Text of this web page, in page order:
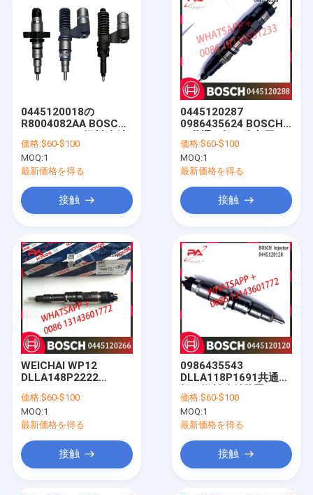
製品
わたしたち に つい て
工場 ツアー
品質管理
ニュース
引金 を 求め て ください
0445120018の
R8004082AA BOSCH
装置0445120113
0445120210
0445120255
価格:$60-$100
MOQ:1
最新価格を得る
接触
0445120287
0986435624 BOSCH
4710700587
471070058780
0445120288
価格:$60-$100
MOQ:1
最新価格を得る
接触
WEICHAI WP12
DLLA148P2222
0445120266のBOSCH
のディーゼル燃料噴射
装置
価格:$60-$100
MOQ:1
最新価格を得る
接触
0986435543
DLLA118P1691共通の
0445120120
価格:$60-$100
MOQ:1
最新価格を得る
接触